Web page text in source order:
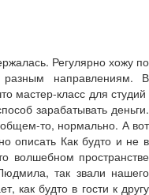
Регулярно хожу по
направлениям. В
мастер-класс для студий
зарабатывать деньги.
общем-то, нормально. А вот
описать Как будто и не в
волшебном пространстве
так звали нашего
как будто в гости к другу